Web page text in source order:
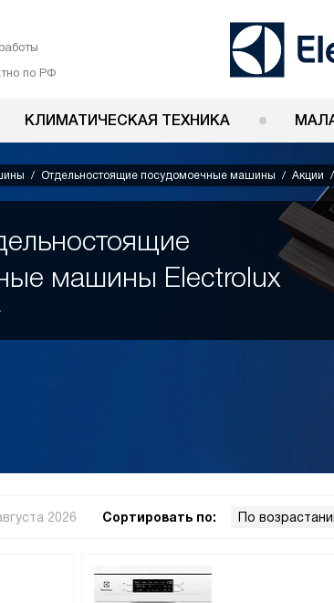
по РФ
КЛИМАТИЧЕСКАЯ ТЕХНИКА
Отдельностоящие посудомоечные машины Акции
машины Electrolux
2026 Сортировать по: По